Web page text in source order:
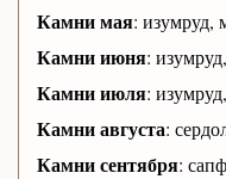
Камни мая: изумруд,
Камни июня:
Камни июля:
Камни августа:
Камни сентября: